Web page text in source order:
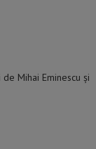
Mihai Eminescu și